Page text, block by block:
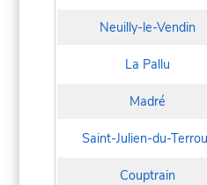
Neuilly-le-Vendin
La Pallu
Madré
Saint-Julien-du-
Couptrain